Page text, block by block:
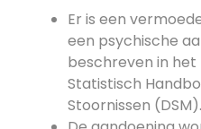
Er is een
een psychische
beschreven in het
Statistisch
Stoornissen (DSM).